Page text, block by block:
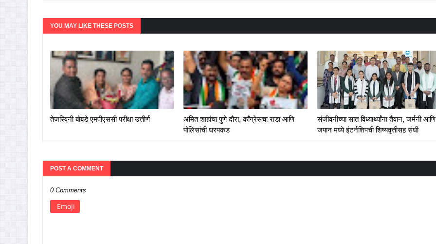
YOU MAY LIKE THESE POSTS
तेजस्विनी बोबडे एमपीएससी परीक्षा उत्तीर्ण
अमित शाहांचा पुणे दौरा, काँग्रेसचा राडा आणि
पोलिसांची धरपकड
संजीवनीच्या सात विध्यार्थ्यांना तैवान, जर्मनी आणि
जपान मध्ये इंटर्नशिपची शिष्यवृत्तीसह संधी
POST A COMMENT
0 Comments
Emoji